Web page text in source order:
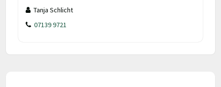
Tanja Schlicht
07139 9721